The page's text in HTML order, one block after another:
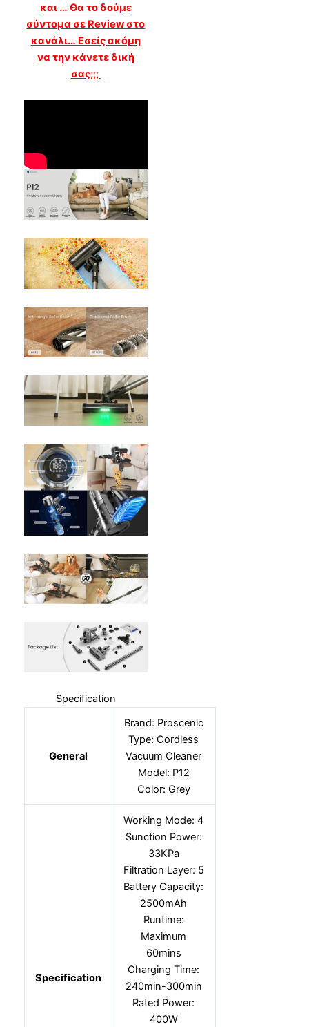
και … Θα το δούμε
σύντομα σε Review στο
κανάλι… Εσείς ακόμη
να την κάνετε δική
σας;;;
Specification
General
Brand: Proscenic
Type: Cordless
Vacuum Cleaner
Model: P12
Color: Grey
Specification
Working Mode: 4
Sunction Power:
33KPa
Filtration Layer: 5
Battery Capacity:
2500mAh
Runtime:
Maximum
60mins
Charging Time:
240min-300min
Rated Power:
400W